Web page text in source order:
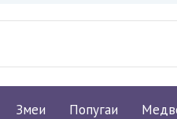
Змеи Попугаи